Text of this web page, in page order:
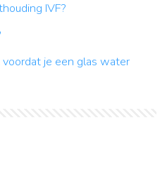
IVF?
je een glas water